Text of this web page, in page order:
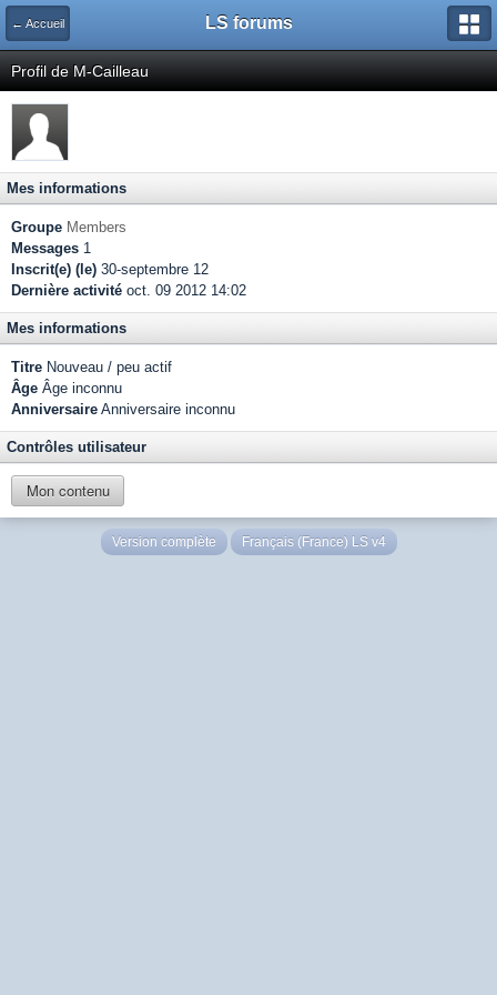
← Accueil LS forums
Profil de M-Cailleau
Mes informations
Groupe Members
Messages 1
Inscrit(e) (le) 30-septembre 12
Dernière activité oct. 09 2012 14:02
Mes informations
Titre Nouveau / peu actif
Âge Âge inconnu
Anniversaire Anniversaire inconnu
Contrôles utilisateur
Mon contenu
Version complète Français (France) LS v4